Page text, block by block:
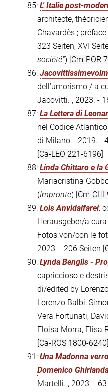
85: L' Italie post-
architecte,
Chavardès ;
323 Seiten, XVI
société") [Cm-POR
86:
dell’umorismo / a
Jacovitti. , 2023. -
87: La Lettera di
nel Codice
di Milano. , 2019. -
[Ca-LEO 221-6196]
88: Linda Chittaro e la
Mariacristina
(Impronte) [Cm-CHI
89: Lois Anvidalfarei:
Herausgeber/a
Fotos von/con le
2023. - 206 Seiten
90: Lynda Benglis -
capriccioso e
di/edited by
Lorenzo Balbi,
Vera Fortunati,
Eloisa Morra, Elisa
[Ca-ROS 1800-6240]
91: Una Madonna
Domenico
Martelli. , 2023. - 63